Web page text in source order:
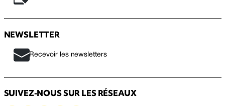
NEWSLETTER
Recevoir les newsletters
SUIVEZ-NOUS SUR LES RÉSEAUX